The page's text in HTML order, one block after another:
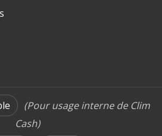
(Pour usage interne de Clim
Cash)